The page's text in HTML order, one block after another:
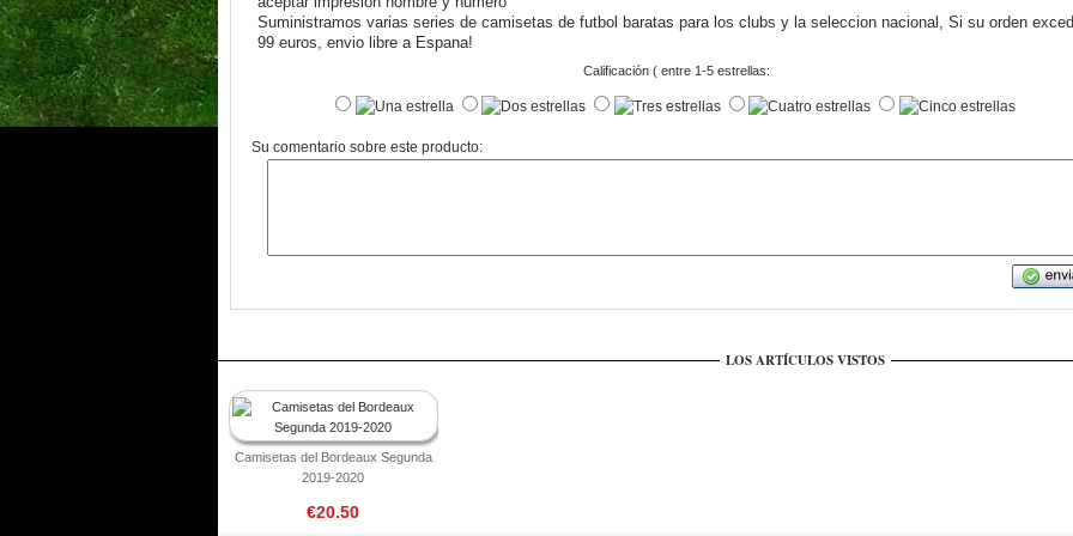
Suministramos varias series de camisetas de futbol baratas para los clubs y la seleccion nacional, Si su orden
99 euros, envio libre a Espana!
Calificación ( entre 1-5 estrellas:
Su comentario sobre este producto:
LOS ARTÍCULOS VISTOS
Camisetas del Bordeaux Segunda
2019-2020
€20.50